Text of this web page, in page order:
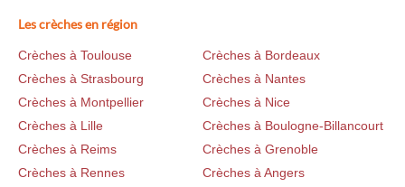
Les crèches en région
Crèches à Toulouse
Crèches à Bordeaux
Crèches à Strasbourg
Crèches à Nantes
Crèches à Montpellier
Crèches à Nice
Crèches à Lille
Crèches à Boulogne-Billancourt
Crèches à Reims
Crèches à Grenoble
Crèches à Rennes
Crèches à Angers